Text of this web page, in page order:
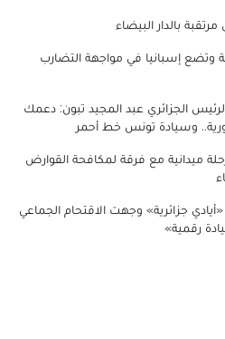
بالدار البيضاء
وتضع إسبانيا في مواجهة التضارب
الجزائري عبد المجيد تبون: دعمك
وسيادة تونس خط أحمر
ميدانية مع فرقة لمكافحة القوارض
جزائرية» وجهت الاقتحام الجماعي
رقمية»